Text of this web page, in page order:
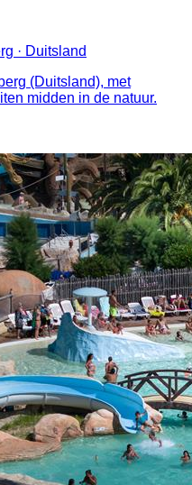
· Duitsland
(Duitsland), met
midden in de natuur.